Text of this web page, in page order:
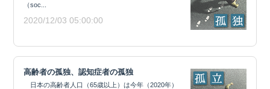
（soc...
2020/12/03 05:00:00
高齢者の孤独、認知症者の孤独
日本の高齢者人口（65歳以上）は今年（2020年）